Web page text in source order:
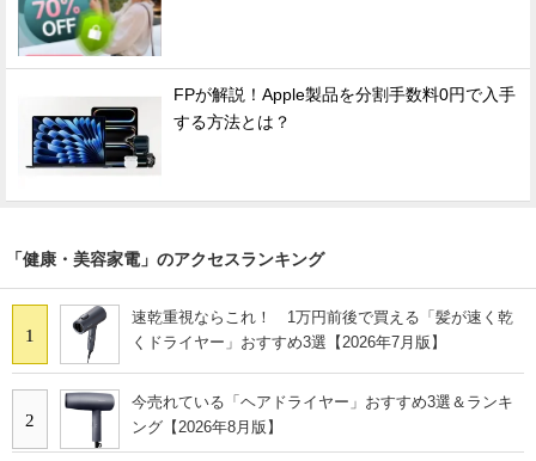
FPが解説！Apple製品を分割手数料0円で入手
する方法とは？
「健康・美容家電」のアクセスランキング
1
速乾重視ならこれ！ 1万円前後で買える「髪が速く乾
くドライヤー」おすすめ3選【2026年7月版】
2
今売れている「ヘアドライヤー」おすすめ3選＆ランキ
ング【2026年8月版】